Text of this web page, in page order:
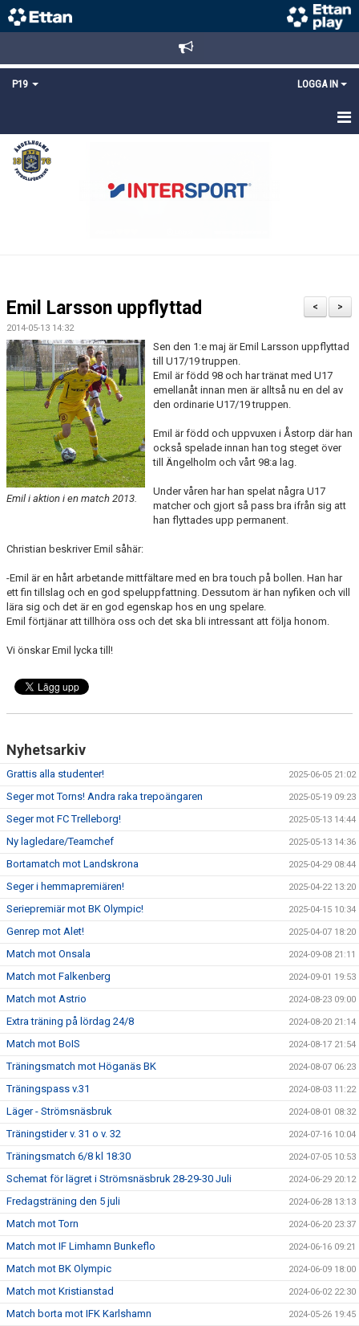
P19 LOGGA IN
HEM
NYHETER
KONTAKT
FYS
TEORI
>
<
Emil Larsson uppflyttad
2014-05-13 14:32
Emil i aktion i en match 2013.
Sen den 1:e maj är Emil Larsson uppflyttad
till U17/19 truppen.
Emil är född 98 och har tränat med U17
emellanåt innan men är alltså nu en del av
den ordinarie U17/19 truppen.
Emil är född och uppvuxen i Åstorp där han
också spelade innan han tog steget över
till Ängelholm och vårt 98:a lag.
Under våren har han spelat några U17
matcher och gjort så pass bra ifrån sig att
han flyttades upp permanent.
Christian beskriver Emil såhär:
-Emil är en hårt arbetande mittfältare med en bra touch på bollen. Han har
ett fin tillslag och en god speluppfattning. Dessutom är han nyfiken och vill
lära sig och det är en god egenskap hos en ung spelare.
Emil förtjänar att tillhöra oss och det ska bli intressant att följa honom.
Vi önskar Emil lycka till!
Nyhetsarkiv
Grattis alla studenter! 2025-06-05 21:02
Seger mot Torns! Andra raka trepoängaren 2025-05-19 09:23
Seger mot FC Trelleborg! 2025-05-13 14:44
Ny lagledare/Teamchef 2025-05-13 14:36
Bortamatch mot Landskrona 2025-04-29 08:44
Seger i hemmapremiären! 2025-04-22 13:20
Seriepremiär mot BK Olympic! 2025-04-15 10:34
Genrep mot Alet! 2025-04-07 18:20
Match mot Onsala 2024-09-08 21:11
Match mot Falkenberg 2024-09-01 19:53
Match mot Astrio 2024-08-23 09:00
Extra träning på lördag 24/8 2024-08-20 21:14
Match mot BoIS 2024-08-17 21:54
Träningsmatch mot Höganäs BK 2024-08-07 06:23
Träningspass v.31 2024-08-03 11:22
Läger - Strömsnäsbruk 2024-08-01 08:32
Träningstider v. 31 o v. 32 2024-07-16 10:04
Träningsmatch 6/8 kl 18:30 2024-07-05 10:53
Schemat för lägret i Strömsnäsbruk 28-29-30 Juli 2024-06-29 20:12
Fredagsträning den 5 juli 2024-06-28 13:13
Match mot Torn 2024-06-20 23:37
Match mot IF Limhamn Bunkeflo 2024-06-16 09:21
Match mot BK Olympic 2024-06-09 18:00
Match mot Kristianstad 2024-06-02 22:30
Match borta mot IFK Karlshamn 2024-05-26 19:45